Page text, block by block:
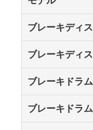
ブレーキディ
ブレーキディ
ブレーキドラ
ブレーキドラ